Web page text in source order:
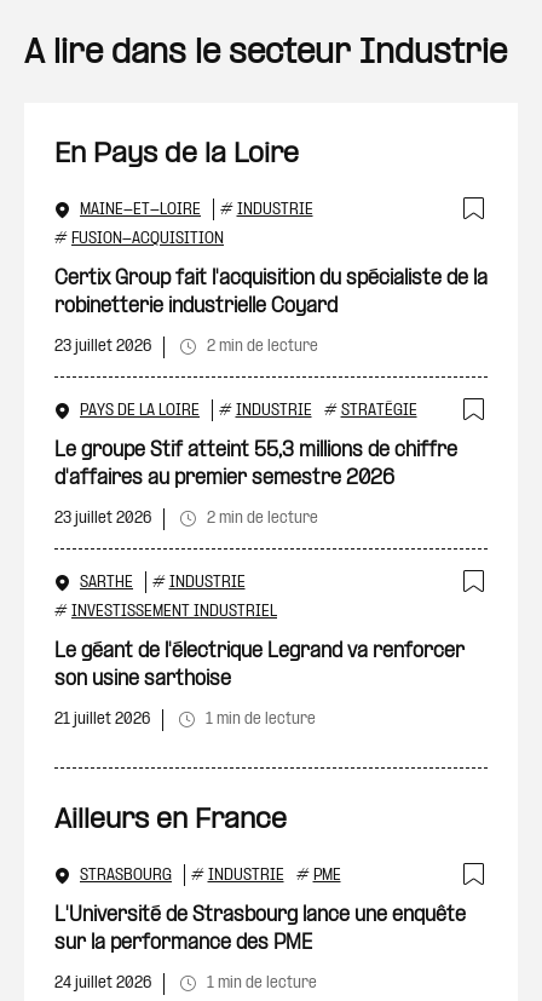
A lire dans le secteur Industrie
En Pays de la Loire
MAINE-ET-LOIRE # INDUSTRIE
# FUSION-ACQUISITION
Certix Group fait l'acquisition du spécialiste de la
robinetterie industrielle Coyard
23 juillet 2026 2 min de lecture
PAYS DE LA LOIRE # INDUSTRIE # STRATÉGIE
Le groupe Stif atteint 55,3 millions de chiffre
d'affaires au premier semestre 2026
23 juillet 2026 2 min de lecture
SARTHE # INDUSTRIE
# INVESTISSEMENT INDUSTRIEL
Le géant de l'électrique Legrand va renforcer
son usine sarthoise
21 juillet 2026 1 min de lecture
Ailleurs en France
STRASBOURG # INDUSTRIE # PME
L'Université de Strasbourg lance une enquête
sur la performance des PME
24 juillet 2026 1 min de lecture